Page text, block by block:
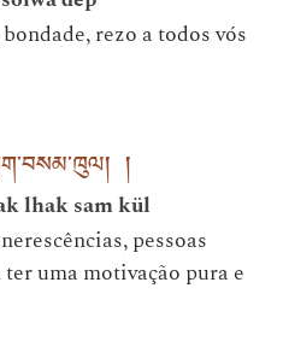
rezo a todos vós
།
lhak sam kül
pessoas
uma motivação pura e